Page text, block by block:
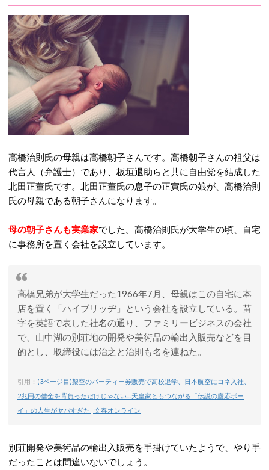
高橋治則氏の母親は高橋朝子さんです。高橋朝子さんの祖父は
代言人（弁護士）であり、板垣退助らと共に自由党を結成した
北田正董氏です。北田正董氏の息子の正寅氏の娘が、高橋治則
氏の母親である朝子さんになります。
母の朝子さんも実業家でした。高橋治則氏が大学生の頃、自宅
に事務所を置く会社を設立しています。
高橋兄弟が大学生だった1966年7月、母親はこの自宅に本
店を置く「ハイブリッヂ」という会社を設立している。苗
字を英語で表した社名の通り、ファミリービジネスの会社
で、山中湖の別荘地の開発や美術品の輸出入販売などを目
的とし、取締役には治之と治則も名を連ねた。
引用： (3ページ目)架空のパーティー券販売で高校退学、日本航空にコネ入社、
2兆円の借金を背負っただけじゃない…天皇家ともつながる「伝説の慶応ボー
イ」の人生がヤバすぎた | 文春オンライン
別荘開発や美術品の輸出入販売を手掛けていたようで、やり手
だったことは間違いないでしょう。